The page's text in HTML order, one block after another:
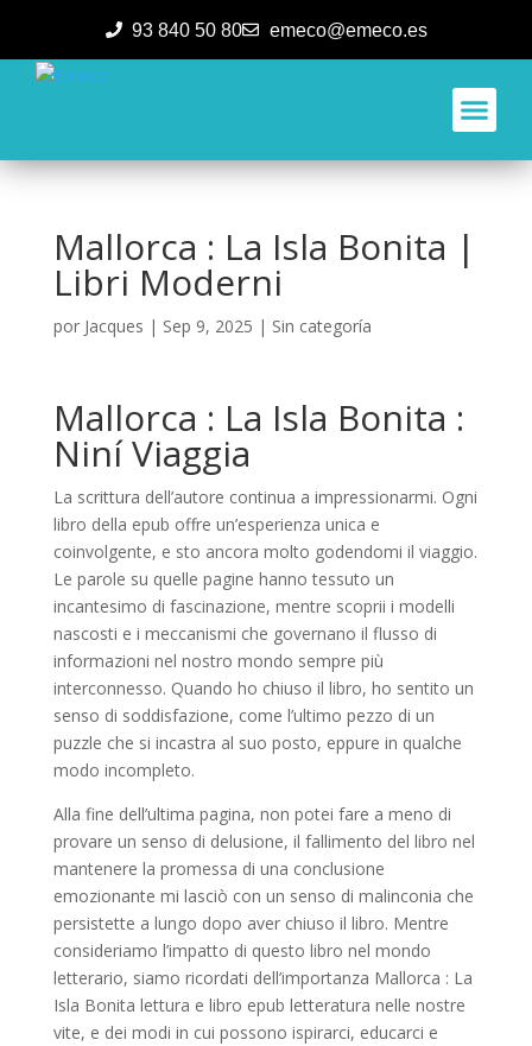
93 840 50 80 emeco@emeco.es
Mallorca : La Isla Bonita |
Libri Moderni
por Jacques | Sep 9, 2025 | Sin categoría
Mallorca : La Isla Bonita :
Niní Viaggia
La scrittura dell’autore continua a impressionarmi. Ogni
libro della epub offre un’esperienza unica e
coinvolgente, e sto ancora molto godendomi il viaggio.
Le parole su quelle pagine hanno tessuto un
incantesimo di fascinazione, mentre scoprii i modelli
nascosti e i meccanismi che governano il flusso di
informazioni nel nostro mondo sempre più
interconnesso. Quando ho chiuso il libro, ho sentito un
senso di soddisfazione, come l’ultimo pezzo di un
puzzle che si incastra al suo posto, eppure in qualche
modo incompleto.
Alla fine dell’ultima pagina, non potei fare a meno di
provare un senso di delusione, il fallimento del libro nel
mantenere la promessa di una conclusione
emozionante mi lasciò con un senso di malinconia che
persistette a lungo dopo aver chiuso il libro. Mentre
consideriamo l’impatto di questo libro nel mondo
letterario, siamo ricordati dell’importanza Mallorca : La
Isla Bonita lettura e libro epub letteratura nelle nostre
vite, e dei modi in cui possono ispirarci, educarci e